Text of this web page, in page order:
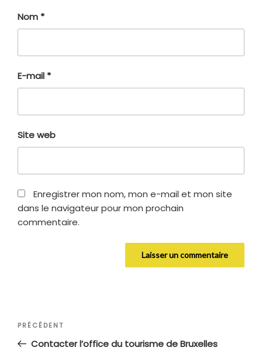
Nom *
E-mail *
Site web
Enregistrer mon nom, mon e-mail et mon site
dans le navigateur pour mon prochain
commentaire.
Navigation
l’article
Article
précédent
PRÉCÉDENT
Contacter l’office du tourisme de Bruxelles